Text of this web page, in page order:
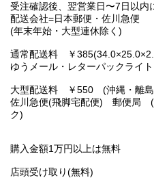
受注確認後、翌営業日〜7日以内
配送会社=日本郵便・佐川急便
(年末年始・大型連休除く)
通常配送料 ￥
ゆうメール・レターパックライ
大型配送料 ￥550 (沖縄・離島
佐川急便(飛脚宅配便) 郵便局 (
ク)
購入金額1万円以上は無料
店頭受け取り(無料)